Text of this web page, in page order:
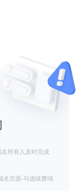
所有人及时完成
名页面-勾选续费域